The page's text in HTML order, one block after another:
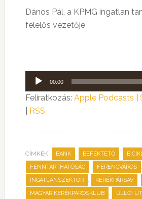
Dános Pál, a KPMG ingatlan
felelős vezetője
Audió
lejátszó
00:00
Feliratkozás: Apple Podcasts
RSS
CÍMKÉK: BANK , BEFEKTETŐ ,
FENNTARTHATÓSÁG , FERENCVÁROS ,
INGATLANSZEKTOR , KERÉKPÁRSÁV ,
MAGYAR KERÉKPÁROSKLUB , ŰLLŐI ÚT